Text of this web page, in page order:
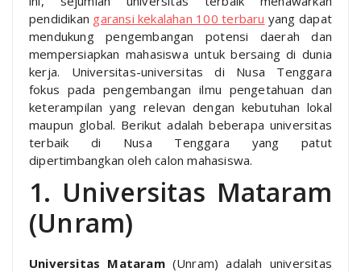
pendidikan garansi kekalahan 100 terbaru yang dapat
mendukung pengembangan potensi daerah dan
mempersiapkan mahasiswa untuk bersaing di dunia
kerja. Universitas-universitas di Nusa Tenggara
fokus pada pengembangan ilmu pengetahuan dan
keterampilan yang relevan dengan kebutuhan lokal
maupun global. Berikut adalah beberapa universitas
terbaik di Nusa Tenggara yang patut
dipertimbangkan oleh calon mahasiswa.
1. Universitas Mataram
(Unram)
Universitas Mataram(Unram) adalah universitas